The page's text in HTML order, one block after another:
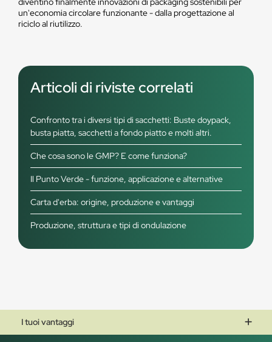
un'economia circolare funzionante - dalla progettazione al
riciclo al riutilizzo.
Articoli di riviste correlati
Confronto tra i diversi tipi di sacchetti: Buste doypack,
busta piatta, sacchetti a fondo piatto e molti altri.
Che cosa sono le GMP? E come funziona?
Il Punto Verde - funzione, applicazione e alternative
Carta d'erba: origine, produzione e vantaggi
Produzione, struttura e tipi di ondulazione
I tuoi vantaggi